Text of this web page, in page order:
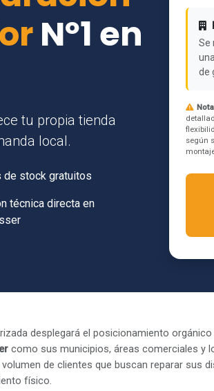
Nº1 en
tu propia tienda
local.
de stock gratuitos
técnica directa en
Se
una
de
según
desplegará el posicionamiento
como sus municipios, áreas comerciales y
de clientes que buscan reparar sus
físico.